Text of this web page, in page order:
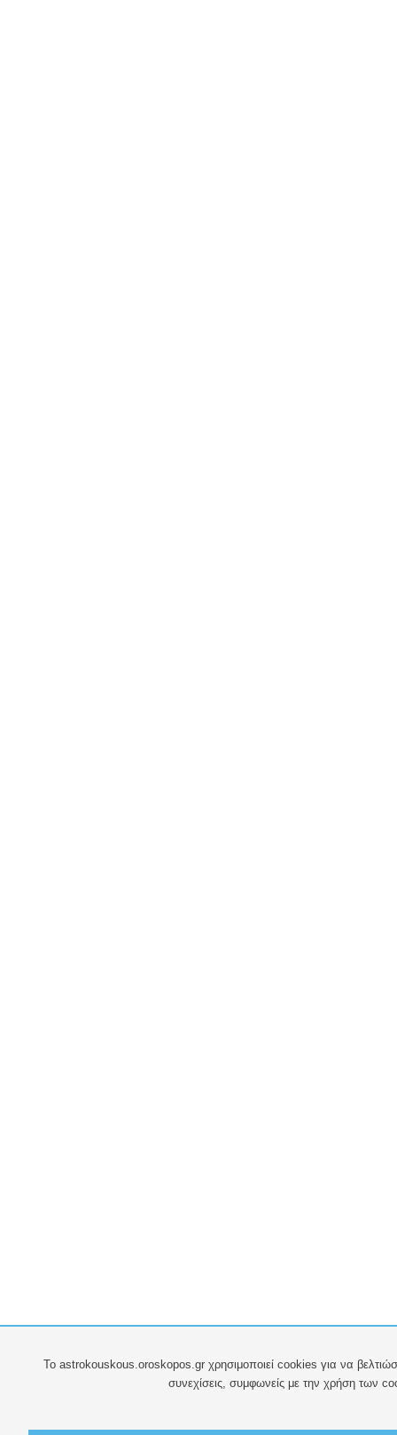
To astrokouskous.oroskopos.gr χρησιμοποιεί cookies για να
συνεχίσεις, συμφωνείς με την χρήση των